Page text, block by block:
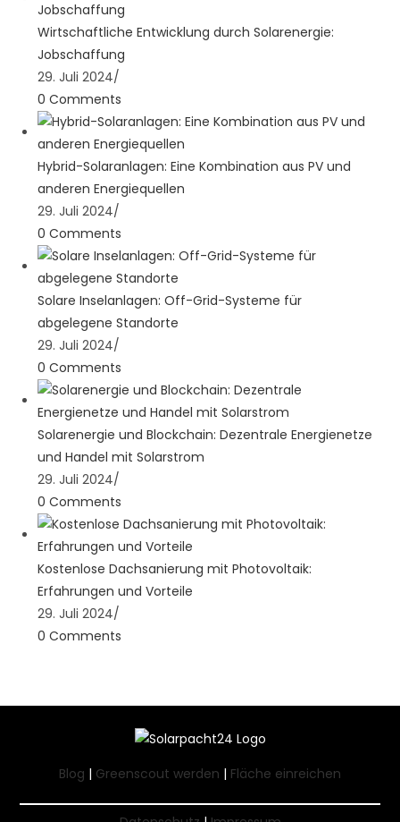
Wirtschaftliche Entwicklung durch Solarenergie:
Jobschaffung
29. Juli 2024/
0 Comments
Hybrid-Solaranlagen: Eine Kombination aus PV und
anderen Energiequellen
29. Juli 2024/
0 Comments
Solare Inselanlagen: Off-Grid-Systeme für
abgelegene Standorte
29. Juli 2024/
0 Comments
Solarenergie und Blockchain: Dezentrale Energienetze
und Handel mit Solarstrom
29. Juli 2024/
0 Comments
Kostenlose Dachsanierung mit Photovoltaik:
Erfahrungen und Vorteile
29. Juli 2024/
0 Comments
Blog | Greenscout werden | Fläche einreichen